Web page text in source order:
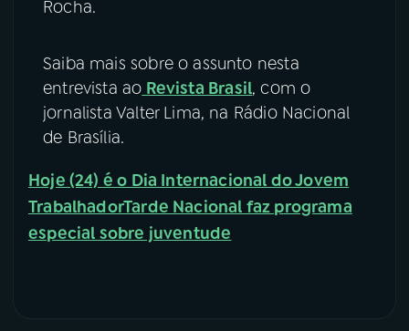
Rocha.
Saiba mais sobre o assunto nesta
entrevista ao Revista Brasil, com o
jornalista Valter Lima, na Rádio Nacional
de Brasília.
Hoje (24) é o Dia Internacional do Jovem
TrabalhadorTarde Nacional faz programa
especial sobre juventude